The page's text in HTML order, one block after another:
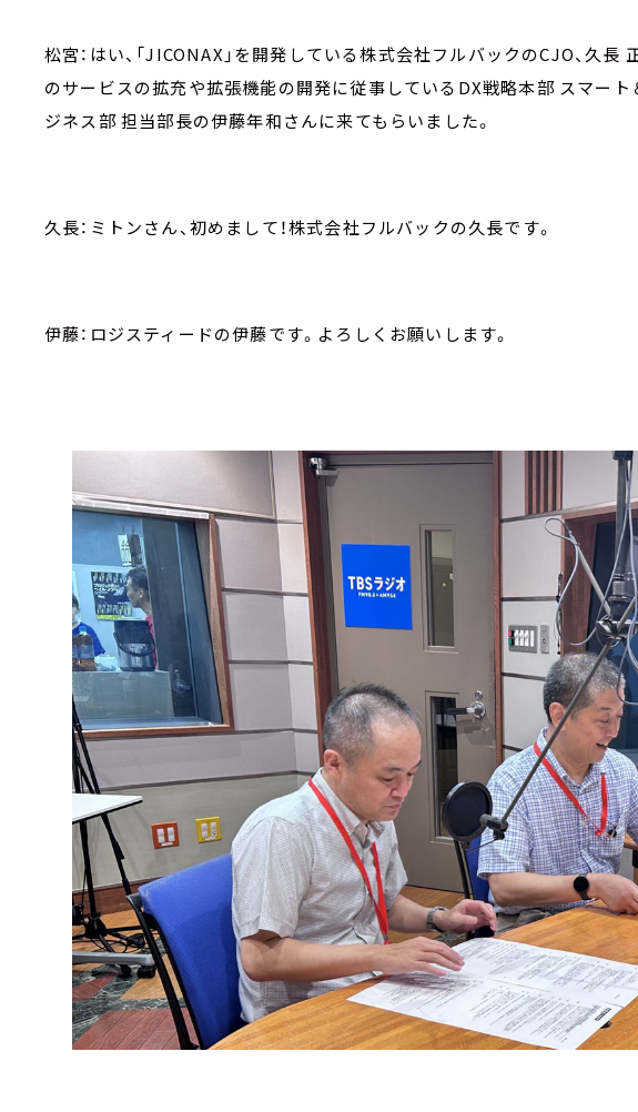
松宮：はい、「JICONAX」を開発している株式会社フルバックのCJO、久長
のサービスの拡充や拡張機能の開発に従事しているDX戦略本部 スマート
ジネス部 担当部長の伊藤年和さんに来てもらいました。
久長：ミトンさん、初めまして！株式会社フルバックの久長です。
伊藤：ロジスティードの伊藤です。よろしくお願いします。